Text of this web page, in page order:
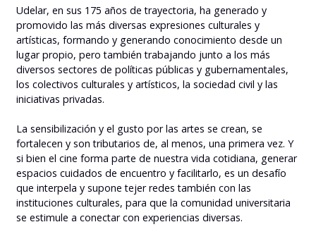
Udelar, en sus 175 años de trayectoria, ha generado y
promovido las más diversas expresiones culturales y
artísticas, formando y generando conocimiento desde un
lugar propio, pero también trabajando junto a los más
diversos sectores de políticas públicas y gubernamentales,
los colectivos culturales y artísticos, la sociedad civil y las
iniciativas privadas.
La sensibilización y el gusto por las artes se crean, se
fortalecen y son tributarios de, al menos, una primera vez. Y
si bien el cine forma parte de nuestra vida cotidiana, generar
espacios cuidados de encuentro y facilitarlo, es un desafío
que interpela y supone tejer redes también con las
instituciones culturales, para que la comunidad universitaria
se estimule a conectar con experiencias diversas.